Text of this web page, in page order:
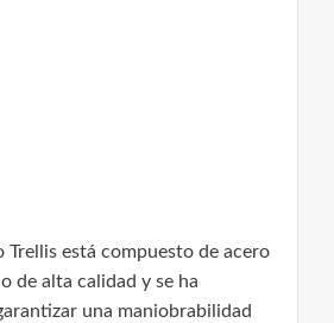
Trellis está compuesto de acero
de alta calidad y se ha
una maniobrabilidad